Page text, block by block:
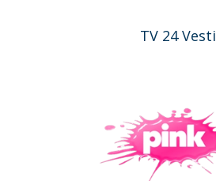
TV 24 Vesti